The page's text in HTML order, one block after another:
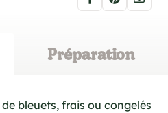
Préparation
bleuets, frais ou congelés